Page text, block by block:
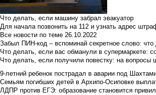
Что делать, если машину забрал эвакуатор
Для начала позвонить на 112 и узнать адрес
Все новости по теме 26.10.2022
Забыл ПИН-код – вспоминай секретное слово:
Что делать, если вас обманули в супермаркете:
Что делать, если получили повестку: на вопросы
9-летний ребенок пострадал в аварии под
Семьям погибших детей в Архипо-Осиповке
ЛДПР против ЕГЭ: образование становится